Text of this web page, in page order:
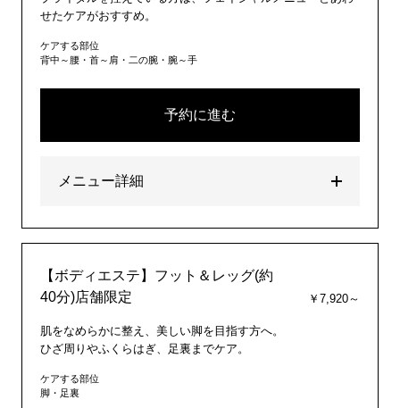
せたケアがおすすめ。
ケアする部位
背中～腰・首～肩・二の腕・腕～手
予約に進む
メニュー詳細
【ボディエステ】フット＆レッグ(約
40分)店舗限定
￥7,920～
肌をなめらかに整え、美しい脚を目指す方へ。
ひざ周りやふくらはぎ、足裏までケア。
ケアする部位
脚・足裏